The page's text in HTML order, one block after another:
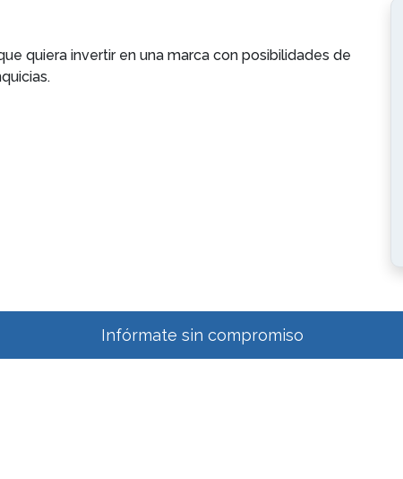
quiera invertir en una marca con posibilidades de
Infórmate sin compromiso